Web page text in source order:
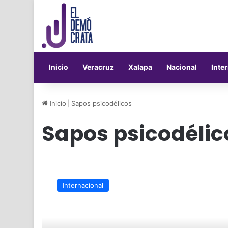
Inicio Veracruz Xalapa Nacional
Inicio Sapos psicodélicos
Sapos
lamer
Internacional